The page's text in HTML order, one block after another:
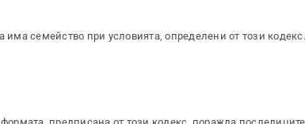
семейство при условията, определени от този кодекс.